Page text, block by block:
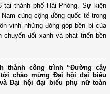
tại thành phố Hải Phòng. Sự kiện
cùng cộng đồng quốc tế trong
vinh những đóng góp bền bỉ của
đổi xanh và phát triển bền
thành công trình “Đường cây
chào mừng Đại hội đại biểu
và Đại hội đại biểu phụ nữ toàn